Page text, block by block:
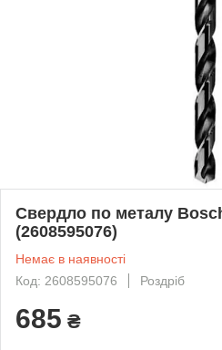
Свердло по металу
(2608595076)
Немає в наявності
Код: 2608595076
Роздріб
685 ₴